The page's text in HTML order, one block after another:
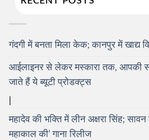
गंदगी में बनता मिला केक; कानपुर में खाद्य
आईलाइनर से लेकर मस्कारा तक, आपकी
जाते हैं ये ब्यूटी प्रोडक्ट्स
महादेव की भक्ति में लीन अक्षरा सिंह;
महाकाल की’ गाना रिलीज